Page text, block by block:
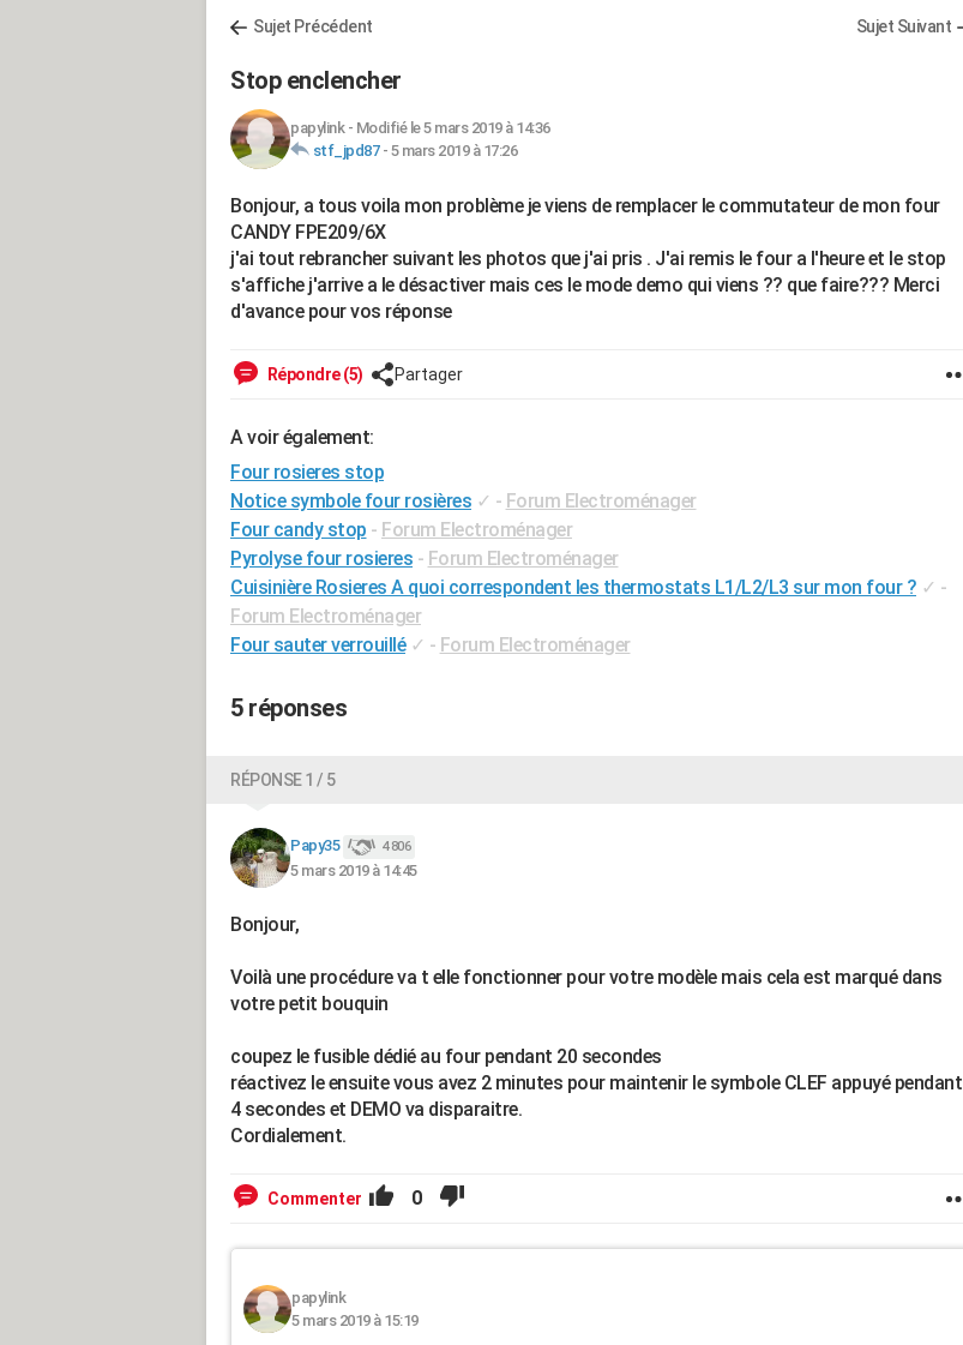
Sujet Précédent Sujet Suivant
Stop enclencher
papylink- Modifié le 5 mars 2019 à 14:36
stf_jpd87- 5 mars 2019 à 17:26
Bonjour, a tous voila mon problème je viens de remplacer le commutateur de mon four
CANDY FPE209/6X
j'ai tout rebrancher suivant les photos que j'ai pris . J'ai remis le four a l'heure et le stop
s'affiche j'arrive a le désactiver mais ces le mode demo qui viens ?? que faire??? Merci
d'avance pour vos réponse
Répondre (5) Partager
A voir également:
Four rosieres stop
Notice symbole four rosières ✓ - Forum Electroménager
Four candy stop - Forum Electroménager
Pyrolyse four rosieres - Forum Electroménager
Cuisinière Rosieres A quoi correspondent les thermostats L1/L2/L3 sur mon four ? ✓ -
Forum Electroménager
Four sauter verrouillé ✓ - Forum Electroménager
5 réponses
RÉPONSE 1 / 5
Papy35 4 806
5 mars 2019 à 14:45
Bonjour,
Voilà une procédure va t elle fonctionner pour votre modèle mais cela est marqué dans
votre petit bouquin
coupez le fusible dédié au four pendant 20 secondes
réactivez le ensuite vous avez 2 minutes pour maintenir le symbole CLEF appuyé pendant
4 secondes et DEMO va disparaitre.
Cordialement.
Commenter 0
papylink
5 mars 2019 à 15:19